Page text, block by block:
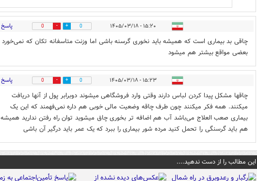
۱۵:۲۰ - ۱۴۰۵/۰۳/۱۸ 0
0 پاسخ
چاقی بد بیماری است که همیشه باید نخوری گرسنه باشی اما وزنت متاسفانه تکان که نمی‌خورد
بعضی مواقع بیشتر هم میشود
۱۵:۲۳ - ۱۴۰۵/۰۳/۱۸ 0
0 پاسخ
چاقها مشکل پیدا کردن لباس دارند وقتی وارد فروشگاهی میشوند دوبرابر پول از آنها دریافت
میکنند. همه فکر میکنند چون طرف چاقه وضعیت مالی خوبی هم داره نمی‌فهمند که این یک
بیماری صعب العلاج می‌باشد آب هم اضافه تر بخوری چاق میشوید توان راه رفتن ندارید همیشه
هم باید گرسنگی را تحمل کنید مرده شور بیماری را ببرد که یک عمر باید درگیر آن باشی
این مطالب را از دست ندهید....